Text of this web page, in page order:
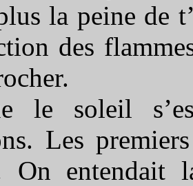
la peine de
des
le soleil
Les
On entendait